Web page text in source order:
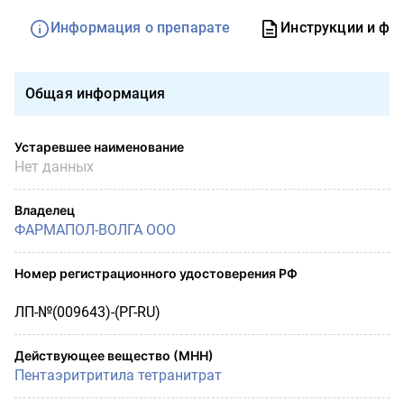
Информация о препарате Инструкции и
Общая информация
Устаревшее наименование
Нет данных
Владелец
ФАРМАПОЛ-ВОЛГА ООО
Номер регистрационного удостоверения РФ
ЛП-№(009643)-(РГ-RU)
Действующее вещество (МНН)
Пентаэритритила тетранитрат